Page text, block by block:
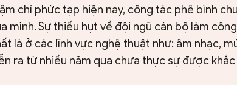
chí phức tạp hiện nay, công tác phê bình
mình. Sự thiếu hụt về đội ngũ cán bộ làm
là ở các lĩnh vực nghệ thuật như: âm nhạc,
ra từ nhiều năm qua chưa thực sự được khắc